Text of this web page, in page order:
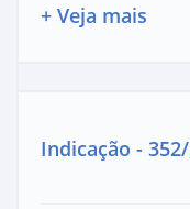
+ Veja mais
Indicação -